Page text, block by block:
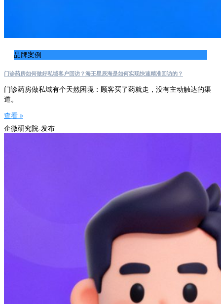
品牌案例
门诊药房如何做好私域客户回访？海王星辰海是如何实现快速精准回访的？
门诊药房做私域有个天然困境：顾客买了药就走，没有主动触达的渠
道。
查看 »
企微研究院-发布